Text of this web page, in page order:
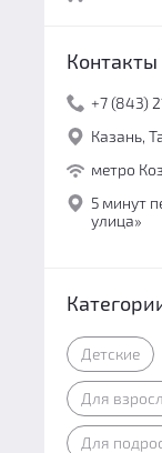
Контакты
+7 (843)
Казань,
метро
5 минут
улица»
Детские
Для
Для